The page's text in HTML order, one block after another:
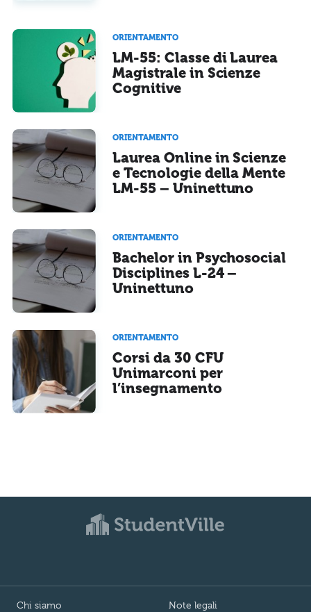
ORIENTAMENTO
LM-55: Classe di Laurea
Magistrale in Scienze
Cognitive
ORIENTAMENTO
Laurea Online in Scienze
e Tecnologie della Mente
LM-55 – Uninettuno
ORIENTAMENTO
Bachelor in Psychosocial
Disciplines L-24 –
Uninettuno
ORIENTAMENTO
Corsi da 30 CFU
Unimarconi per
l’insegnamento
Chi siamo Note legali